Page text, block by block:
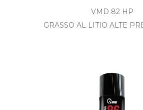
VMD 82 HP
GRASSO AL LITIO ALTE